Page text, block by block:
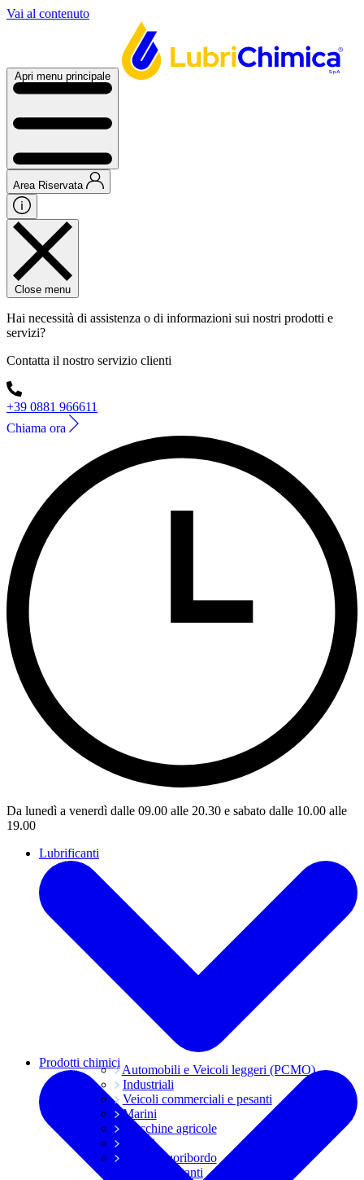
Vai al contenuto
Apri menu principale
Area Riservata
Close menu
Hai necessità di assistenza o di informazioni sui nostri prodotti e
servizi?
Contatta il nostro servizio clienti
+39 0881 966611
Chiama ora
Da lunedì a venerdì dalle 09.00 alle 20.30 e sabato dalle 10.00 alle
19.00
Lubrificanti
Automobili e Veicoli leggeri (PCMO)
Industriali
Veicoli commerciali e pesanti
Marini
Macchine agricole
Grassi
Moto e fuoribordo
Tutti i lubrificanti
Prodotti chimici